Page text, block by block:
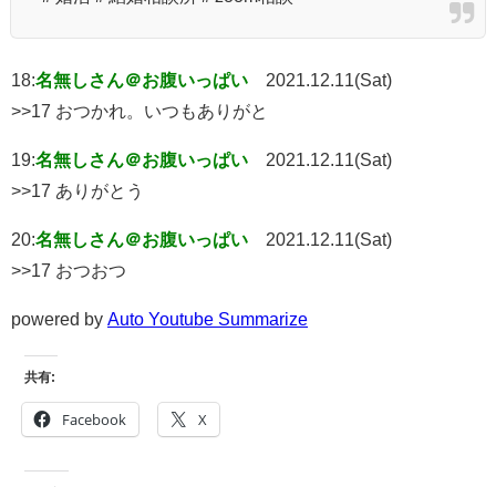
18:名無しさん＠お腹いっぱい
2021.12.11(Sat)
>>17 おつかれ。いつもありがと
19:名無しさん＠お腹いっぱい
2021.12.11(Sat)
>>17 ありがとう
20:名無しさん＠お腹いっぱい
2021.12.11(Sat)
>>17 おつおつ
powered by Auto Youtube Summarize
共有:
Facebook X